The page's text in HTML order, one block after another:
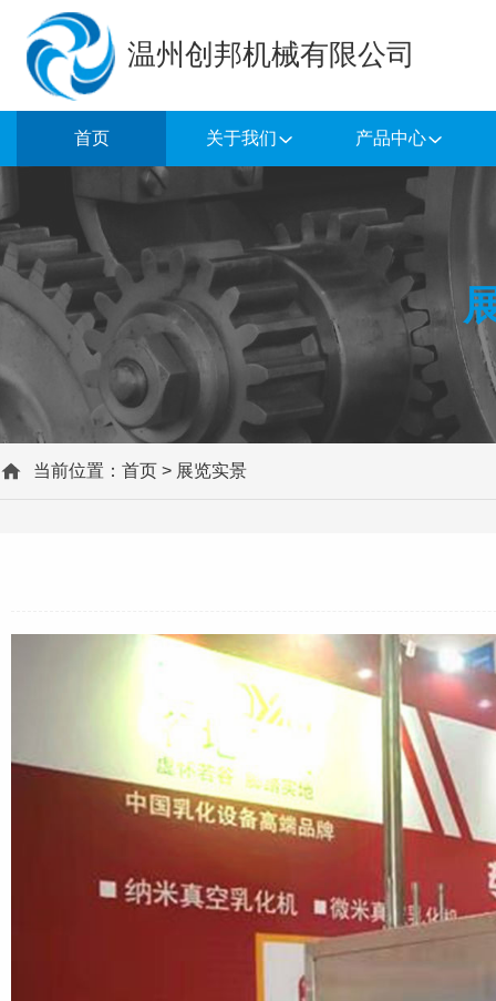
温州创邦机械有限公司
首页 关于我们 产品中心
当前位置： 首页 > 展览实景